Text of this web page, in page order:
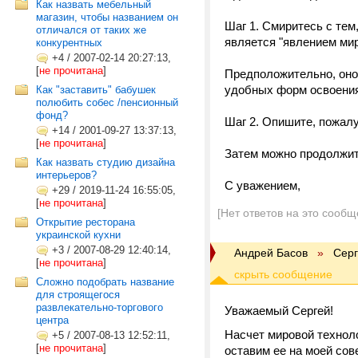
Как назвать мебельный
магазин, чтобы названием он
отличался от таких же
конкурентных
+4 / 2007-02-14 20:27:13,
[не прочитана]
Как "заставить" бабушек
полюбить собес /пенсионный
фонд?
+14 / 2001-09-27 13:37:13,
[не прочитана]
Как назвать студию дизайна
интерьеров?
+29 / 2019-11-24 16:55:05,
[не прочитана]
Открытие ресторана
украинской кухни
+3 / 2007-08-29 12:40:14,
[не прочитана]
Сложно подобрать название
для строящегося
развлекательно-торгового
центра
+5 / 2007-08-13 12:52:11,
[не прочитана]
Шаг 1. Смиритесь с
является "явлением
Предположительно,
удобных форм
Шаг 2. Опишите,
Затем можно
С уважением,
[Нет ответов на это
Андрей Басов »
Уважаемый Сергей!
Насчет мировой
оставим ее на моей